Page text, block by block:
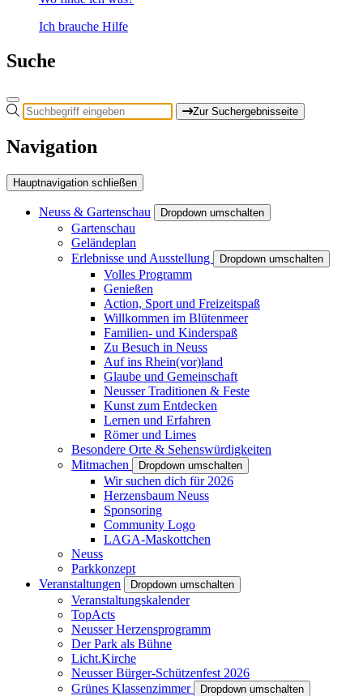
Ich brauche Hilfe
Suche
Zur Suchergebnisseite
Navigation
Hauptnavigation schließen
Neuss & Gartenschau Dropdown umschalten
Gartenschau
Geländeplan
Erlebnisse und Ausstellung
Dropdown umschalten
Volles Programm
Genießen
Action, Sport und Freizeitspaß
Willkommen im Blütenmeer
Familien- und Kinderspaß
Zu Besuch in Neuss
Auf ins Rhein(vor)land
Glaube und Gemeinschaft
Neusser Traditionen & Feste
Kunst zum Entdecken
Lernen und Erfahren
Römer und Limes
Besondere Orte & Sehenswürdigkeiten
Mitmachen
Dropdown umschalten
Wir suchen dich für 2026
Herzensbaum Neuss
Sponsoring
Community Logo
LAGA-Maskottchen
Neuss
Parkkonzept
Veranstaltungen
Dropdown umschalten
Veranstaltungskalender
TopActs
Neusser Herzensprogramm
Der Park als Bühne
Licht.Kirche
Neusser Bürger-Schützenfest 2026
Grünes Klassenzimmer
Dropdown umschalten